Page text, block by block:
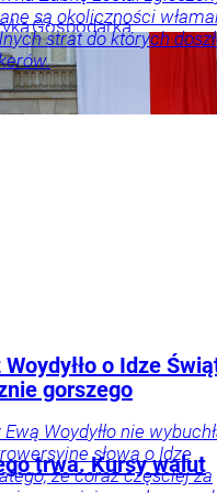
Gospodarka
są okoliczności
strat do których
na
o Idze
gorszego
Woydyłło nie
słowa o Idze
że coraz częściej za
trwa. Kursy walut